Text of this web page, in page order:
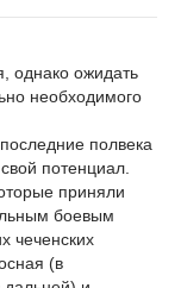
однако ожидать
необходимого
полвека
потенциал.
приняли
боевым
чеченских
(в